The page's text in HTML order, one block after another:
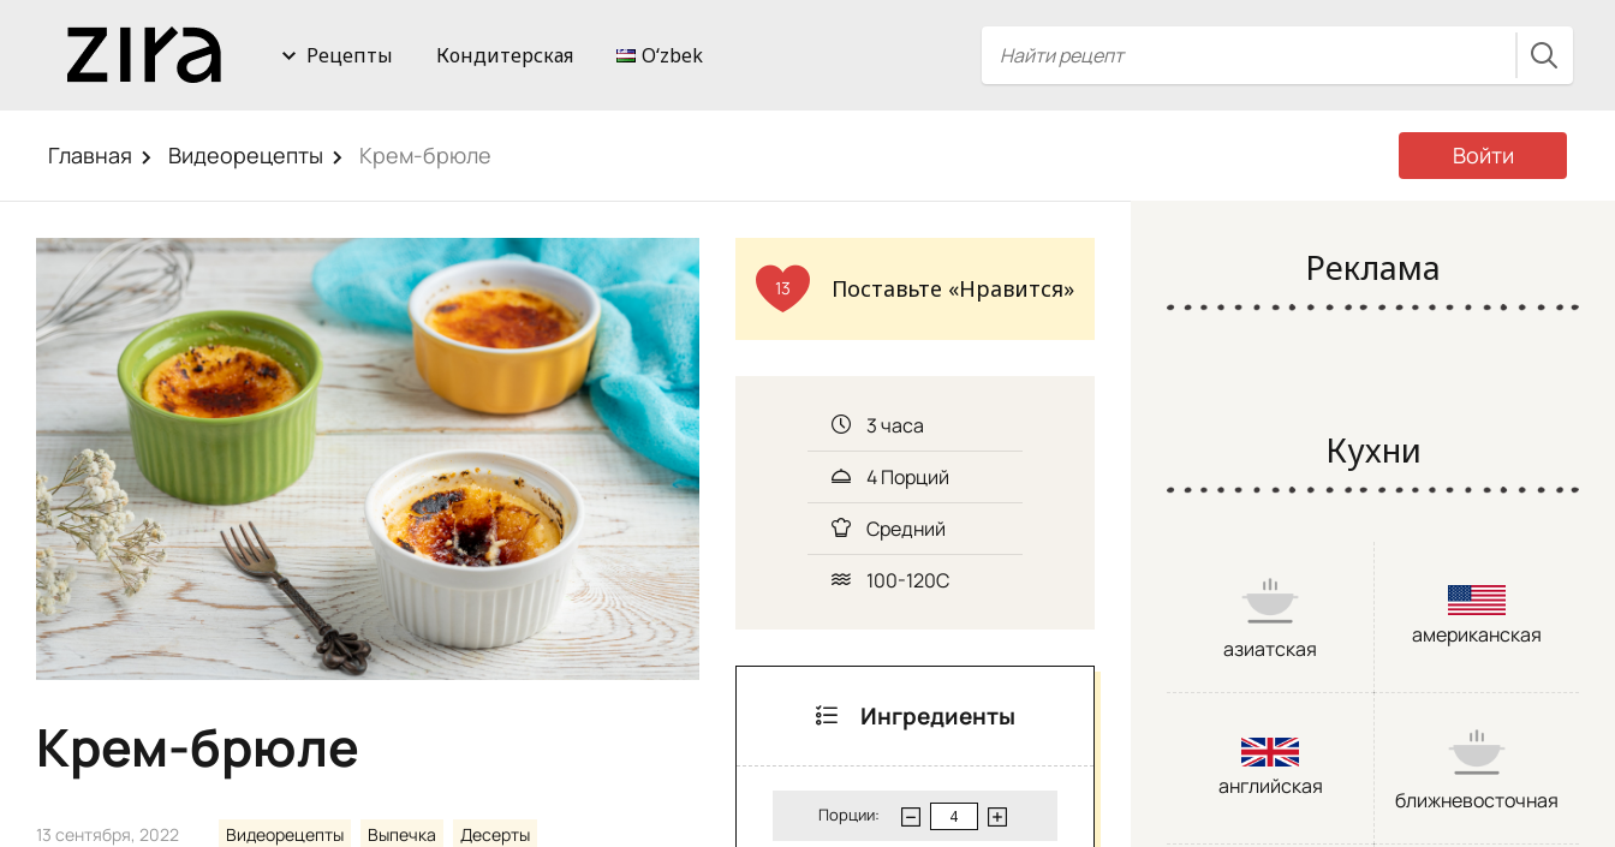
Рецепты Кондитерская Oʻzbek
Главная Видеорецепты Крем-брюле Войти
Крем-брюле
13 сентября, 2022 Видеорецепты Выпечка Десерты
13 Поставьте «Нравится»
3 часа
4 Порций
Средний
100-120С
Ингредиенты
Порции:
Реклама
Кухни
азиатская
американская
английская
ближневосточная